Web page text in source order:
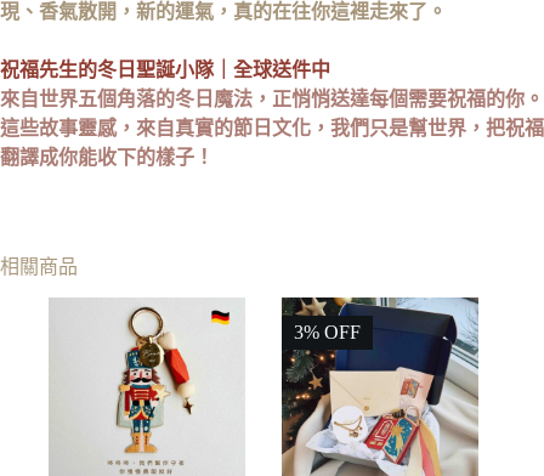
現、香氣散開， 新的運氣，真的在往你這裡走來了。
祝福先生的冬日聖誕小隊｜全球送件中
來自世界五個角落的冬日魔法，正悄悄送達每個需要祝福的你。
這些故事靈感，來自真實的節日文化，我們只是幫世界，把祝福
翻譯成你能收下的樣子！
相關商品
3% OFF